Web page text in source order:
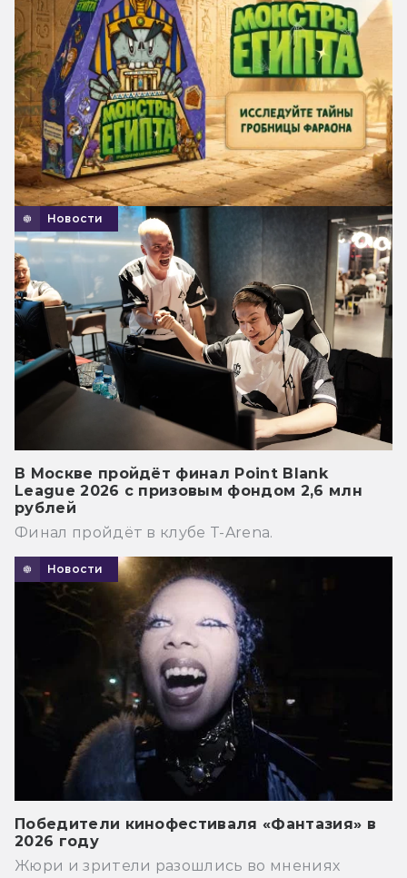
Новости
В Москве пройдёт финал Point Blank
League 2026 с призовым фондом 2,6 млн
рублей
Финал пройдёт в клубе T-Arena.
Новости
Победители кинофестиваля «Фантазия» в
2026 году
Жюри и зрители разошлись во мнениях